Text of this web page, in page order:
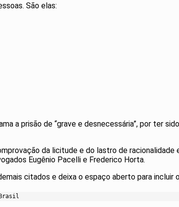
São elas:
a prisão de “grave e desnecessária”, por ter
da licitude e do lastro de
Eugênio Pacelli e Frederico Horta.
citados e deixa o espaço aberto para incluir